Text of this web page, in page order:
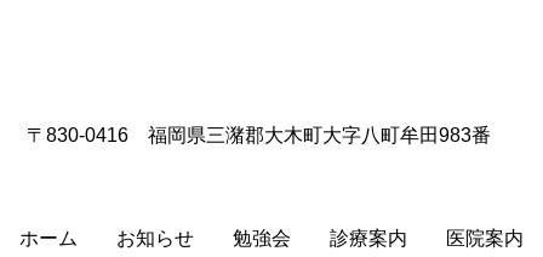
〒830-0416 福岡県三潴郡大木町大字八町牟田983番
ホーム お知らせ 勉強会 診療案内 医院案内